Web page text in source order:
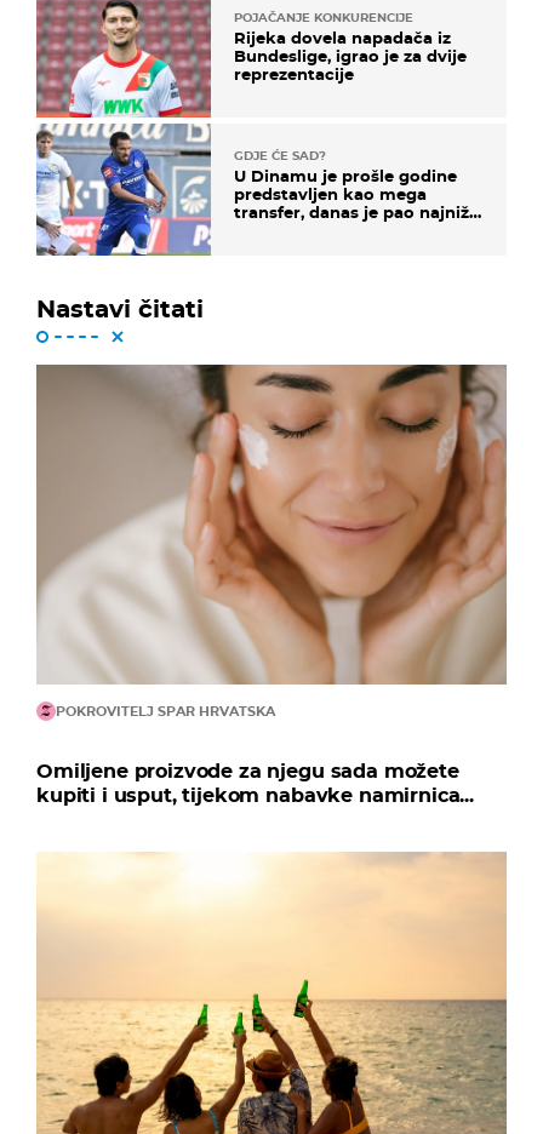
POJAČANJE KONKURENCIJE
Rijeka dovela napadača iz
Bundeslige, igrao je za dvije
reprezentacije
GDJE ĆE SAD?
U Dinamu je prošle godine
predstavljen kao mega
transfer, danas je pao najniže
Nastavi čitati
POKROVITELJ SPAR HRVATSKA
Omiljene proizvode za njegu sada možete
kupiti i usput, tijekom nabavke namirnica...